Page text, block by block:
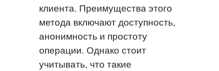
клиента. Преимущества этого
метода включают доступность,
анонимность и простоту
операции. Однако стоит
учитывать, что такие